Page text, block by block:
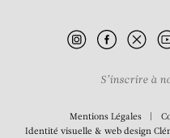
S’inscrire à
Mentions Légales
Identité visuelle & web design